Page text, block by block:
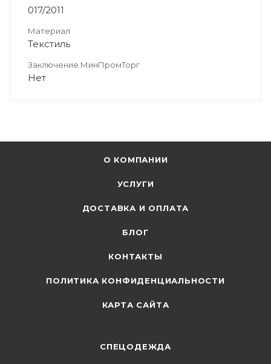
017/2011
Материал
Текстиль
Заключение МинПромТорг
Нет
О КОМПАНИИ
УСЛУГИ
ДОСТАВКА И ОПЛАТА
БЛОГ
КОНТАКТЫ
ПОЛИТИКА КОНФИДЕНЦИАЛЬНОСТИ
КАРТА САЙТА
СПЕЦОДЕЖДА